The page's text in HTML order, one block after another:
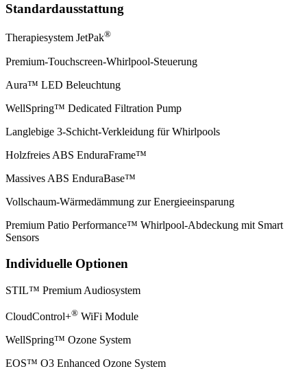
Standard­­ausstattung
Therapie­system JetPak®
Premium-Touch­screen-Whirl­pool-Steuerung
Aura™ LED Beleuchtung
Well­Spring™ Dedi­cated Filtration Pump
Lang­lebige 3-Schicht-Ver­kleidung für Whirl­pools
Holz­freies ABS Endura­Frame™
Massives ABS Endura­Base™
Voll­schaum-Wärme­dämmung zur Energie­einsparung
Premium Patio Perfor­mance™ Whirlpool-Ab­deckung mit Smart
Sensors
Individuelle Optionen
STIL™ Premium Audio­system
Cloud­Control+® WiFi Module
Well­Spring™ Ozone System
EOS™ O3 Enhanced Ozone System